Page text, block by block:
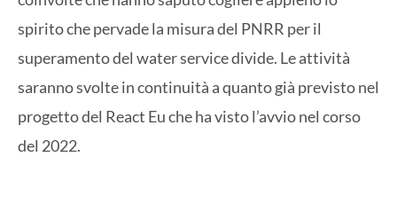
spirito che pervade la misura del PNRR per il
superamento del water service divide. Le attività
saranno svolte in continuità a quanto già previsto nel
progetto del React Eu che ha visto l’avvio nel corso
del 2022.